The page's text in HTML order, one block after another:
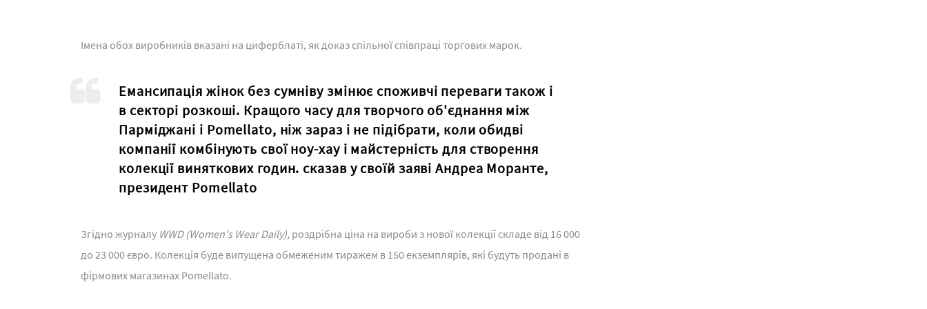
Імена обох виробників вказані на циферблаті, як доказ спільної співпраці торгових марок.
Емансипація жінок без сумніву змінює споживчі переваги також і
в секторі розкоші. Кращого часу для творчого об'єднання між
Парміджані і Pomellato, ніж зараз і не підібрати, коли обидві
компанії комбінують свої ноу-хау і майстерність для створення
колекції виняткових годин. сказав у своїй заяві Андреа Моранте,
президент Pomellato
Згідно журналу WWD (Women's Wear Daily), роздрібна ціна на вироби з нової колекції складе від 16 000
до 23 000 євро. Колекція буде випущена обмеженим тиражем в 150 екземплярів, які будуть продані в
фірмових магазинах Pomellato.